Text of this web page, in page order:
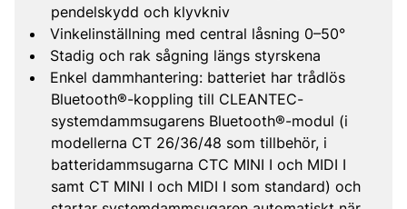
pendelskydd och klyvkniv
Vinkelinställning med central låsning 0–50°
Stadig och rak sågning längs styrskena
Enkel dammhantering: batteriet har trådlös
Bluetooth®-koppling till CLEANTEC-
systemdammsugarens Bluetooth®-modul (i
modellerna CT 26/36/48 som tillbehör, i
batteridammsugarna CTC MINI I och MIDI I
samt CT MINI I och MIDI I som standard) och